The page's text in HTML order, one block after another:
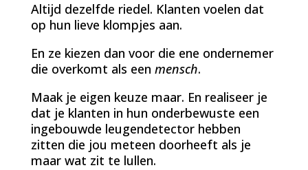
Altijd dezelfde riedel. Klanten voelen dat
op hun lieve klompjes aan.
En ze kiezen dan voor die ene ondernemer
die overkomt als een mensch.
Maak je eigen keuze maar. En realiseer je
dat je klanten in hun onderbewuste een
ingebouwde leugendetector hebben
zitten die jou meteen doorheeft als je
maar wat zit te lullen.